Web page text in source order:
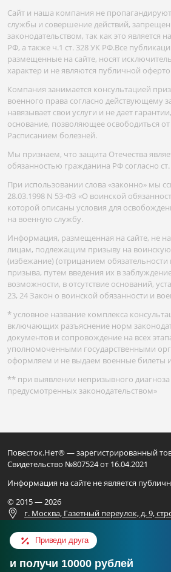
Приведи друга
и получи 10000 рублей
Сайт и наша компания не
службы и совершение действий,
законодательством, так как это является
РФ, а также ч.1 ст. 328 УК РФ.Все
размещенные на сайте, носят
характер и не являются публичной
Компания занимается консультацией
военного права согласно действующему
навязывает свои услуги и не дает
основание, позволяющее освободиться
Расписанием болезней.
Мы признаем, что защита Отечества
обязанностью гражданина РФ согласно
При использовании слова «законно» мы
28.03.1998 N 53-ФЗ «О воинской
которой описаны условия для
на военную службу.
Информация, размещенная на сайте, не
лицам, подлежащим призыву на воинскую
(избежание) (отрицанием обязательности
призыва, путем введения их в
возможности, в отсутствие оснований,
23, 24 Закон о воинской обязанности и
* условное название комплекса
включающих разъяснение норм
документов и сопровождение на всех
уполномоченными государственными
оформляем и не выдаем военные билеты
** при выявлении непризывного
предусмотренных законодательством»
ОГРН 325169000248801
г. Москва, Газетный переулок, д. 9,
Для официальных запросов
Повесток.Нет® — зарегистрированный
Свидетельство №807524 от 16.04.2021
Информация на сайте не является
© 2015 — 2026